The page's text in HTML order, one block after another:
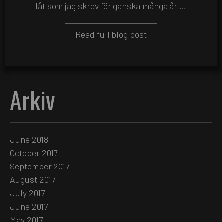
låt som jag skrev för ganska många år …
Read full blog post
Arkiv
June 2018
October 2017
September 2017
August 2017
July 2017
June 2017
May 2017